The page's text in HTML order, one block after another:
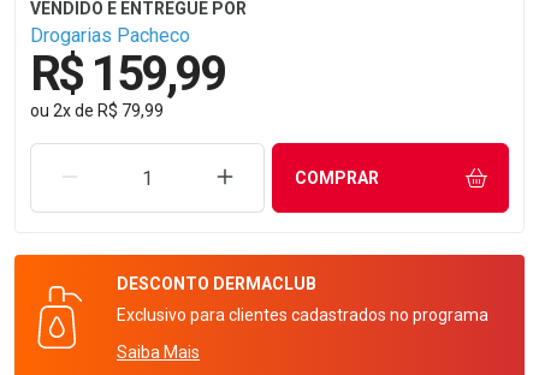
Drogarias Pacheco
R$ 159,99
ou 2xde R$ 79,99
REMOVER UMA UNIDADEAUMENTAR UMA UNIDADE
COMPRAR
DESCONTO DERMACLUB
Exclusivo para clientes cadastrados no programa
Saiba Mais